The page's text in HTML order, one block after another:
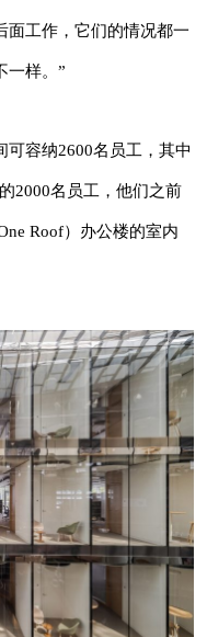
”（One Roof）
作。
光，照亮了周围
筑面向湖面的一
工作，它们的情况都一
一样。”
可容纳2600名员工，其中
2000名员工，他们之前
Roof）办公楼的室内